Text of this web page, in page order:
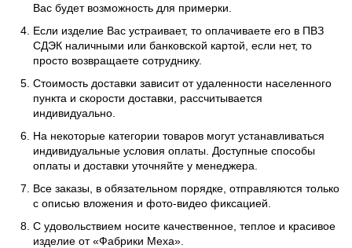
Вас будет возможность для примерки.
Если изделие Вас устраивает, то оплачиваете его в ПВЗ
СДЭК наличными или банковской картой, если нет, то
просто возвращаете сотруднику.
Стоимость доставки зависит от удаленности населенного
пункта и скорости доставки, рассчитывается
индивидуально.
На некоторые категории товаров могут устанавливаться
индивидуальные условия оплаты. Доступные способы
оплаты и доставки уточняйте у менеджера.
Все заказы, в обязательном порядке, отправляются только
с описью вложения и фото-видео фиксацией.
С удовольствием носите качественное, теплое и красивое
изделие от «Фабрики Меха».